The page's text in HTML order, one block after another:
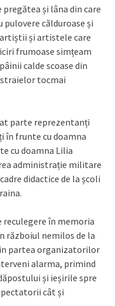
și lâna din care
pulovere călduroase și
și artistele care
frumoase simțeam
calde scoase din
tocmai
parte reprezentanți
în frunte cu doamna
cu doamna Lilia
administrație militare
didactice de la școli
reculegere în memoria
războiul nemilos de la
partea organizatorilor
alarma, primind
și ieșirile spre
cât și